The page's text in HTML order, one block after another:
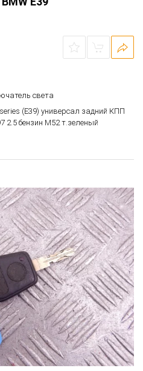
света
(E39) универсал задний КПП
2.5 бензин M52 т.зеленый